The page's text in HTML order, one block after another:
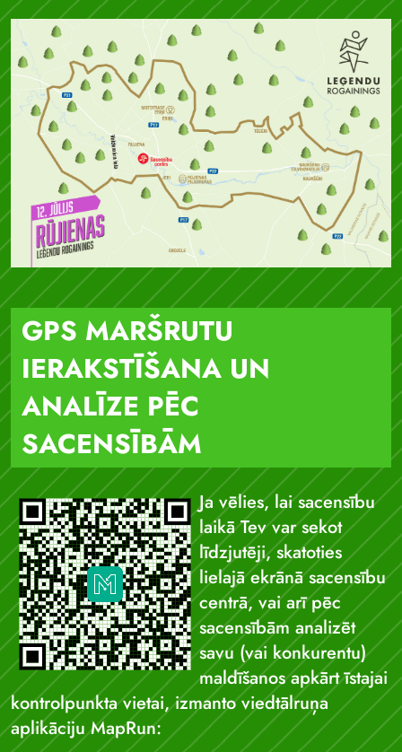
GPS MARŠRUTU
IERAKSTĪŠANA UN
ANALĪZE PĒC
SACENSĪBĀM
Ja vēlies, lai sacensību
laikā Tev var sekot
līdzjutēji, skatoties
lielajā ekrānā sacensību
centrā, vai arī pēc
sacensībām analizēt
savu (vai konkurentu)
maldīšanos apkārt īstajai
kontrolpunkta vietai, izmanto viedtālruņa
aplikāciju MapRun: